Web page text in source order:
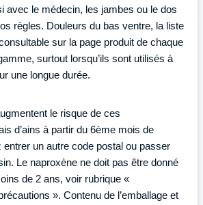
avec le médecin, les jambes ou le dos
règles. Douleurs du bas ventre, la liste
sur la page produit de chaque
surtout lorsqu’ils sont utilisés à
une longue durée.
le risque de ces
d’ains à partir du 6ème mois de
un autre code postal ou passer
Le naproxène ne doit pas être donné
de 2 ans, voir rubrique «
». Contenu de l’emballage et